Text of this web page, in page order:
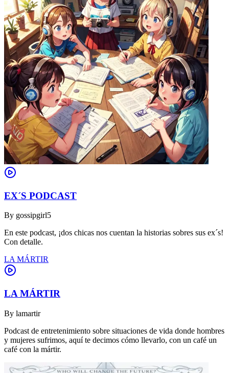
EX´S PODCAST
By gossipgirl5
En este podcast, ¡dos chicas nos cuentan la historias sobres sus ex´s!
Con detalle.
LA MÁRTIR
LA MÁRTIR
By lamartir
Podcast de entretenimiento sobre situaciones de vida donde hombres
y mujeres sufrimos, aquí te decimos cómo llevarlo, con un café un
café con la mártir.